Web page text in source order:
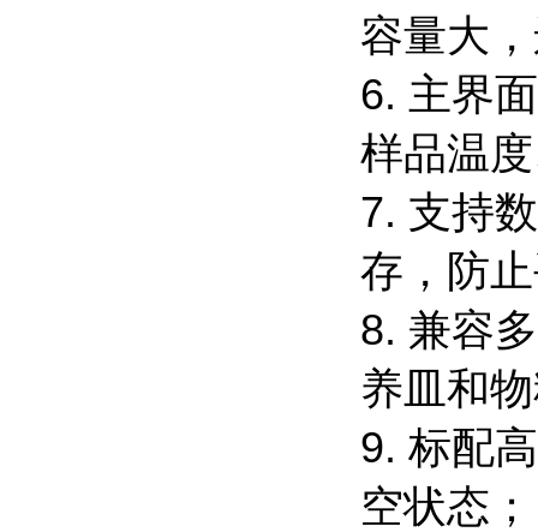
容量大
6. 主界
样品温
7. 支持
存，防
8. 兼容
养皿和
9. 标配
空状态